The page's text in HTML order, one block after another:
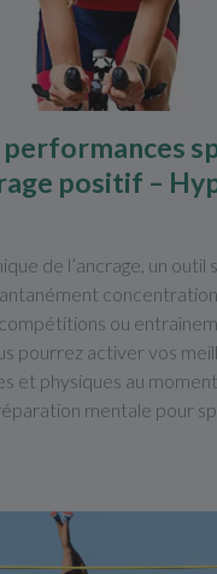
performances
positif –
de l’ancrage, un
ou
pourrez activer vos
et physiques au
mentale pour